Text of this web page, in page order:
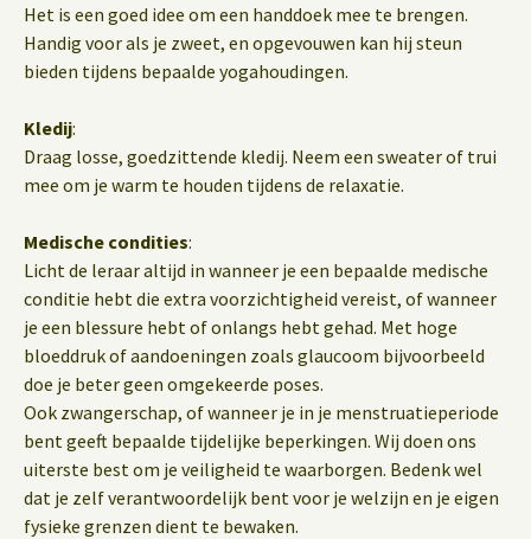
Het is een goed idee om een handdoek mee te brengen.
Handig voor als je zweet, en opgevouwen kan hij steun
bieden tijdens bepaalde yogahoudingen.
Kledij:
Draag losse, goedzittende kledij. Neem een sweater of trui
mee om je warm te houden tijdens de relaxatie.
Medische condities:
Licht de leraar altijd in wanneer je een bepaalde medische
conditie hebt die extra voorzichtigheid vereist, of wanneer
je een blessure hebt of onlangs hebt gehad. Met hoge
bloeddruk of aandoeningen zoals glaucoom bijvoorbeeld
doe je beter geen omgekeerde poses.
Ook zwangerschap, of wanneer je in je menstruatieperiode
bent geeft bepaalde tijdelijke beperkingen. Wij doen ons
uiterste best om je veiligheid te waarborgen. Bedenk wel
dat je zelf verantwoordelijk bent voor je welzijn en je eigen
fysieke grenzen dient te bewaken.